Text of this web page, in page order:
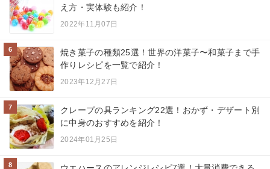
え方・実体験も紹介！
2022年11月07日
6
焼き菓子の種類25選！世界の洋菓子〜和菓子まで手
作りレシピを一覧で紹介！
2023年12月27日
7
クレープの具ランキング22選！おかず・デザート別
に中身のおすすめを紹介！
2024年01月25日
8